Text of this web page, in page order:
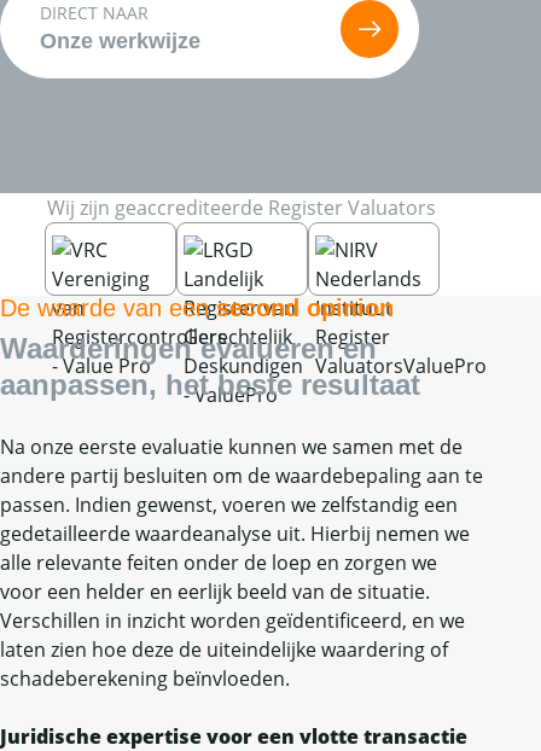
DIRECT NAAR
Onze werkwijze
Wij zijn geaccrediteerde Register Valuators
De waarde van eensecond opinion
Waarderingen evalueren en
aanpassen, het beste resultaat
Na onze eerste evaluatie kunnen we samen met de
andere partij besluiten om de waardebepaling aan te
passen. Indien gewenst, voeren we zelfstandig een
gedetailleerde waardeanalyse uit. Hierbij nemen we
alle relevante feiten onder de loep en zorgen we
voor een helder en eerlijk beeld van de situatie.
Verschillen in inzicht worden geïdentificeerd, en we
laten zien hoe deze de uiteindelijke waardering of
schadeberekening beïnvloeden.
Juridische expertise voor een vlotte transactie